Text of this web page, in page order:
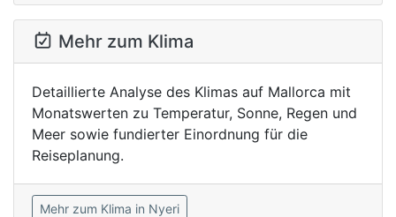
Mehr zum Klima
Detaillierte Analyse des Klimas auf Mallorca mit
Monatswerten zu Temperatur, Sonne, Regen und
Meer sowie fundierter Einordnung für die
Reiseplanung.
Mehr zum Klima in Nyeri